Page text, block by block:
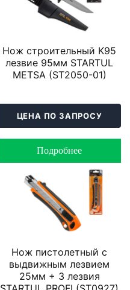
Нож строительный K95
лезвие 95мм STARTUL
METSA (ST2050-01)
ЦЕНА ПО ЗАПРОСУ
Подробнее
Нож пистолетный с
выдвижным лезвием
25мм + 3 лезвия